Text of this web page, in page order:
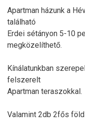
Apartman házunk a
található
Erdei sétányon 5-10
megközelíthető.
Kínálatunkban
felszerelt
Apartman teraszokkal.
Valamint 2db 2fős